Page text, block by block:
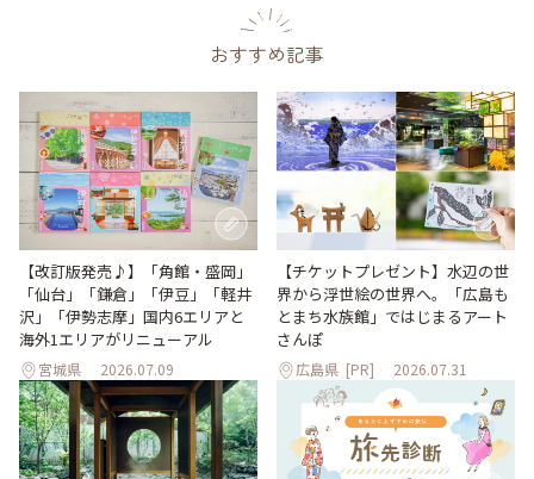
おすすめ記事
【改訂版発売♪】「角館・盛岡」
「仙台」「鎌倉」「伊豆」「軽井
沢」「伊勢志摩」国内6エリアと
海外1エリアがリニューアル
宮城県 2026.07.09
【チケットプレゼント】水辺の世
界から浮世絵の世界へ。「広島も
とまち水族館」ではじまるアート
さんぽ
広島県 [PR] 2026.07.31